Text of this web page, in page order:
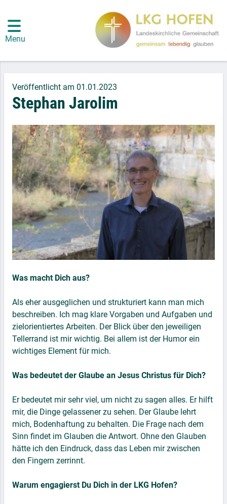
Menu
Veröffentlicht am 01.01.2023
Stephan Jarolim
Was macht Dich aus?
Als eher ausgeglichen und strukturiert kann man mich
beschreiben. Ich mag klare Vorgaben und Aufgaben und
zielorientiertes Arbeiten. Der Blick über den jeweiligen
Tellerrand ist mir wichtig. Bei allem ist der Humor ein
wichtiges Element für mich.
Was bedeutet der Glaube an Jesus Christus für Dich?
Er bedeutet mir sehr viel, um nicht zu sagen alles. Er hilft
mir, die Dinge gelassener zu sehen. Der Glaube lehrt
mich, Bodenhaftung zu behalten. Die Frage nach dem
Sinn findet im Glauben die Antwort. Ohne den Glauben
hätte ich den Eindruck, dass das Leben mir zwischen
den Fingern zerrinnt.
Warum engagierst Du Dich in der LKG Hofen?